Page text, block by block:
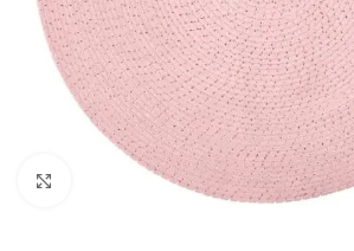
Click para aumentar